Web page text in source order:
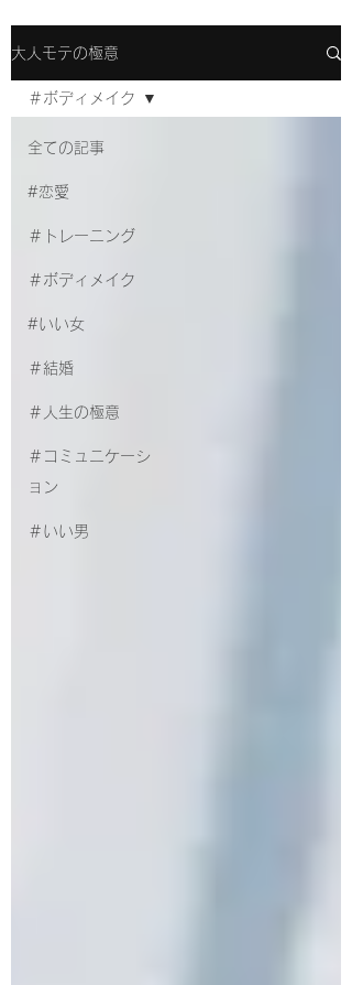
大人モテの極意
全ての記事
#恋愛
＃トレーニング
＃ボディメイク
#いい女
＃結婚
＃人生の極意
＃コミュニケーシ
ョン
＃いい男
＃ボディメイク